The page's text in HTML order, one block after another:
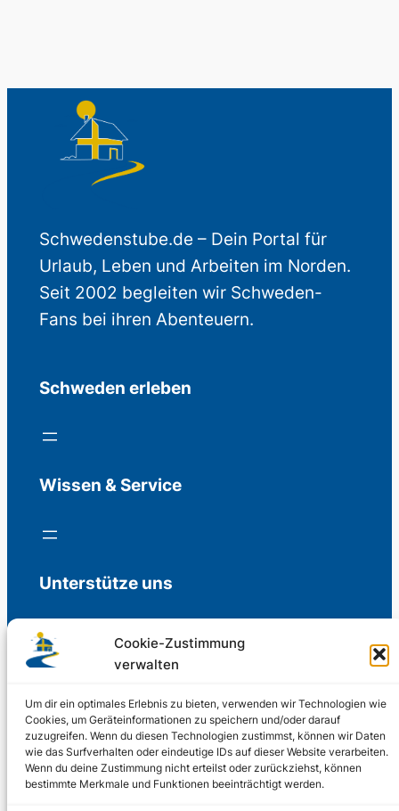
Cookie-Zustimmung
verwalten
Um dir ein optimales Erlebnis zu bieten, verwenden wir Technologien wie
Cookies, um Geräteinformationen zu speichern und/oder darauf
zuzugreifen. Wenn du diesen Technologien zustimmst, können wir Daten
wie das Surfverhalten oder eindeutige IDs auf dieser Website verarbeiten.
Wenn du deine Zustimmung nicht erteilst oder zurückziehst, können
bestimmte Merkmale und Funktionen beeinträchtigt werden.
Schwedenstube.de – Dein Portal für
Urlaub, Leben und Arbeiten im Norden.
Seit 2002 begleiten wir Schweden-
Fans bei ihren Abenteuern.
Schweden erleben
Wissen & Service
Unterstütze uns
Freiwillige Spenden für die Aufrechterhaltung
Support us